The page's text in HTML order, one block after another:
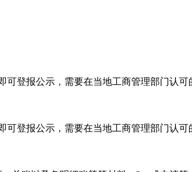
登报公示，需要在当地工商管理部门认
登报公示，需要在当地工商管理部门认